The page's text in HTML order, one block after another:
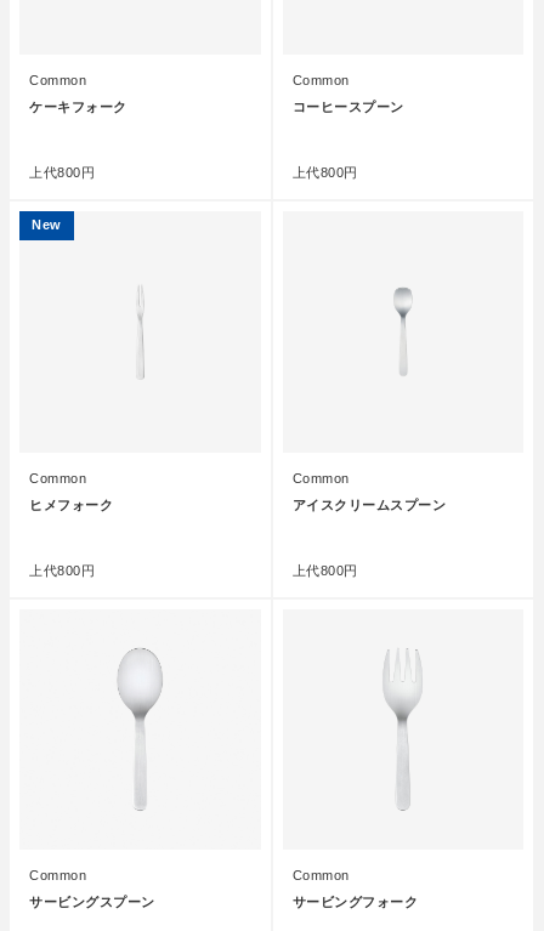
Common
ケーキフォーク
上代800円
Common
コーヒースプーン
上代800円
Common
ヒメフォーク
上代800円
New
Common
アイスクリームスプーン
上代800円
Common
サービングスプーン
Common
サービングフォーク